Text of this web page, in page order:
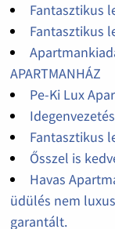
Fantasztikus
Fantasztikus
APARTMANHÁZ
Pe-Ki Lux
Fantasztikus
Ősszel is
Havas
üdülés nem
garantált.